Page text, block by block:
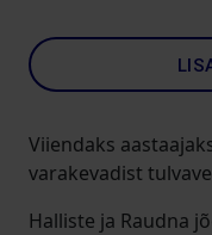
Viiendaks
varakevadist
Halliste ja Raudna